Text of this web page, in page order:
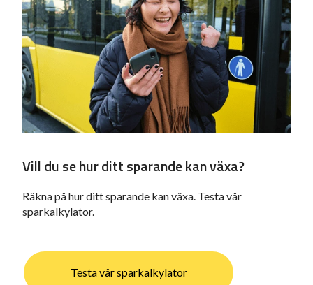
Vill du se hur ditt sparande kan växa?
Räkna på hur ditt sparande kan växa. Testa vår
sparkalkylator.
Testa vår sparkalkylator